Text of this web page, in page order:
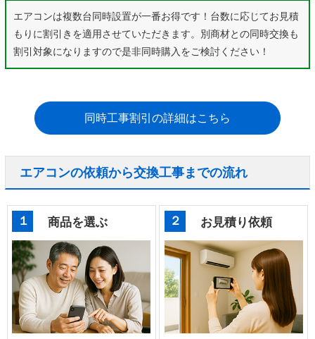
エアコンは複数台同時設置が一番お得です！台数に応じてお見積
もりに割引きを適用させていただきます。別商材との同時交換も
割引対象になりますので是非同時購入をご検討ください！
同時工事割引の詳細はこちら
エアコンの依頼から交換工事までの流れ
１ 商品を選ぶ ２ お見積り依頼